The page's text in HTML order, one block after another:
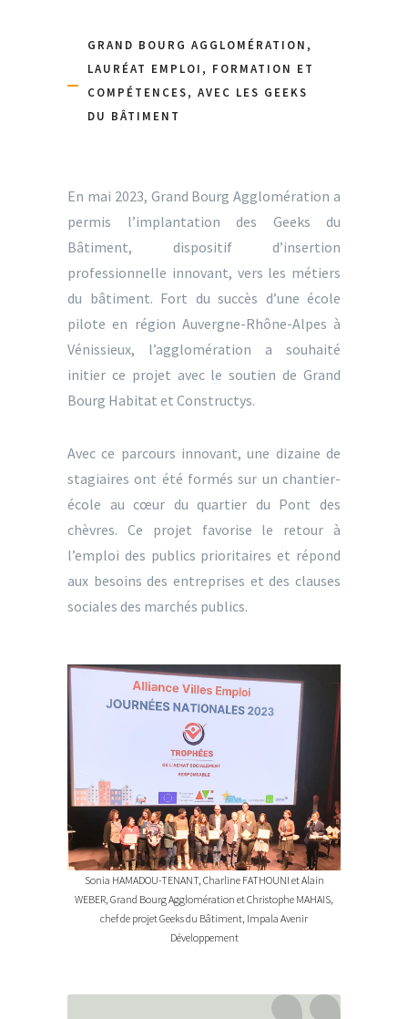
GRAND BOURG AGGLOMÉRATION,
LAURÉAT EMPLOI, FORMATION ET
COMPÉTENCES, AVEC LES GEEKS
DU BÂTIMENT
En mai 2023, Grand Bourg Agglomération a
permis l’implantation des Geeks du
Bâtiment, dispositif d’insertion
professionnelle innovant, vers les métiers
du bâtiment. Fort du succès d’une école
pilote en région Auvergne-Rhône-Alpes à
Vénissieux, l’agglomération a souhaité
initier ce projet avec le soutien de Grand
Bourg Habitat et Constructys.
Avec ce parcours innovant, une dizaine de
stagiaires ont été formés sur un chantier-
école au cœur du quartier du Pont des
chèvres. Ce projet favorise le retour à
l’emploi des publics prioritaires et répond
aux besoins des entreprises et des clauses
sociales des marchés publics.
Sonia HAMADOU-TENANT, Charline FATHOUNI et Alain
WEBER, Grand Bourg Agglomération et Christophe MAHAIS,
chef de projet Geeks du Bâtiment, Impala Avenir
Développement